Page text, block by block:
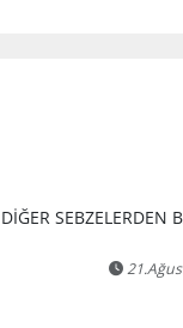
SEBZELERDEN